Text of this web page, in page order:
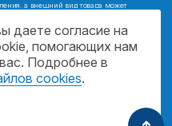
а внешний вид товара может
со специалистом!
УЧРЕЖДЕНИЕ МОСКОВСКОЙ
даете согласие на
помогающих нам
Подробнее в
cookies.